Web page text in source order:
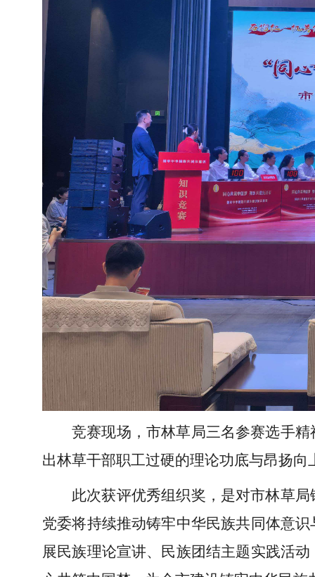
竞赛现场，市林草局三名参赛选手
出林草干部职工过硬的理论功底与昂扬
此次获评优秀组织奖，是对市林草
党委将持续推动铸牢中华民族共同体意
展民族理论宣讲、民族团结主题实践活